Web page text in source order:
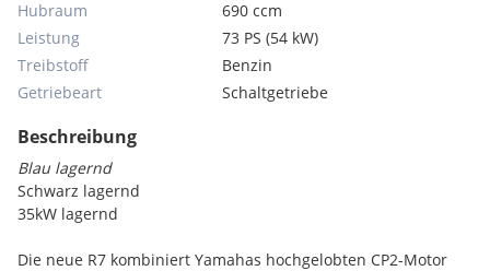
Hubraum
690 ccm
Leistung
73 PS (54 kW)
Treibstoff
Benzin
Getriebeart
Schaltgetriebe
Beschreibung
Blau lagernd
Schwarz lagernd
35kW lagernd
Die neue R7 kombiniert Yamahas hochgelobten CP2-Motor